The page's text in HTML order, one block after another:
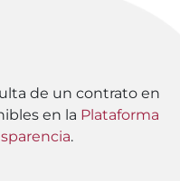
de un contrato en
en la Plataforma
.